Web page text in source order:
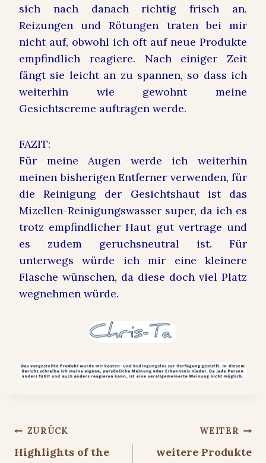
sich nach danach richtig frisch an.
Reizungen und Rötungen traten bei mir
nicht auf, obwohl ich oft auf neue Produkte
empfindlich reagiere. Nach einiger Zeit
fängt sie leicht an zu spannen, so dass ich
weiterhin wie gewohnt meine
Gesichtscreme auftragen werde.
FAZIT:
Für meine Augen werde ich weiterhin
meinen bisherigen Entferner verwenden, für
die Reinigung der Gesichtshaut ist das
Mizellen-Reinigungswasser super, da ich es
trotz empfindlicher Haut gut vertrage und
es zudem geruchsneutral ist. Für
unterwegs würde ich mir eine kleinere
Flasche wünschen, da diese doch viel Platz
wegnehmen würde.
Beitragsnavigation
ZURÜCK
Highlights of the
WEITER
weitere Produkte